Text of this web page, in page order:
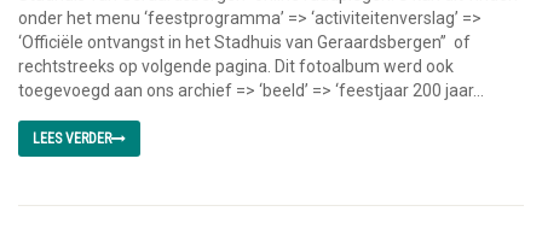
onder het menu ‘feestprogramma’ => ‘activiteitenverslag’ =>
‘Officiële ontvangst in het Stadhuis van Geraardsbergen” of
rechtstreeks op volgende pagina. Dit fotoalbum werd ook
toegevoegd aan ons archief => ‘beeld’ => ‘feestjaar 200 jaar...
LEES VERDER